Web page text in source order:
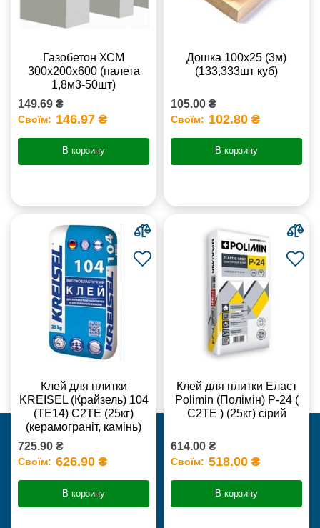
Газобетон ХСМ
300x200x600 (палета
1,8м3-50шт)
149.69 ₴
Своїм: 146.97 ₴
В корзину
Дошка 100х25 (3м)
(133,333шт куб)
105.00 ₴
Своїм: 102.80 ₴
В корзину
Клей для плитки
KREISEL (Крайзель) 104
(ТЕ14) С2TE (25кг)
(керамограніт, камінь)
725.90 ₴
Своїм: 626.90 ₴
В корзину
Клей для плитки Еласт
Polimin (Полімін) Р-24 (
С2ТЕ ) (25кг) сірий
614.00 ₴
Своїм: 518.00 ₴
В корзину